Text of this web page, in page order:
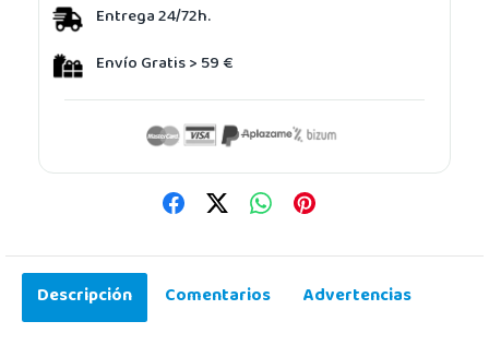
Entrega 24/72h.
Envío Gratis > 59 €
Descripción Comentarios Advertencias